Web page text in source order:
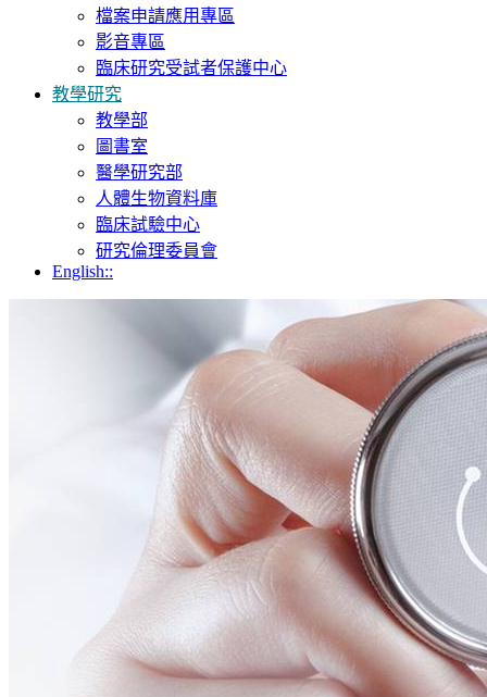
檔案申請應用專區
影音專區
臨床研究受試者保護中心
教學研究
教學部
圖書室
醫學研究部
人體生物資料庫
臨床試驗中心
研究倫理委員會
English::